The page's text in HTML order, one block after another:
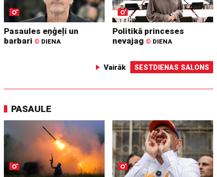
Pasaules eņģeļi un
barbari © DIENA
Politikā princeses
nevajag © DIENA
Vairāk SESTDIENAS SALONS
PASAULE